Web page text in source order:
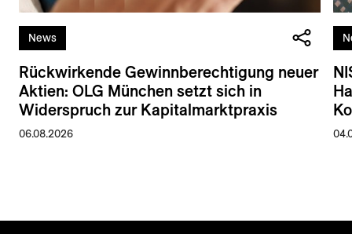
News
Rückwirkende Gewinnberechtigung neuer
Aktien: OLG München setzt sich in
Widerspruch zur Kapitalmarktpraxis
06.08.2026